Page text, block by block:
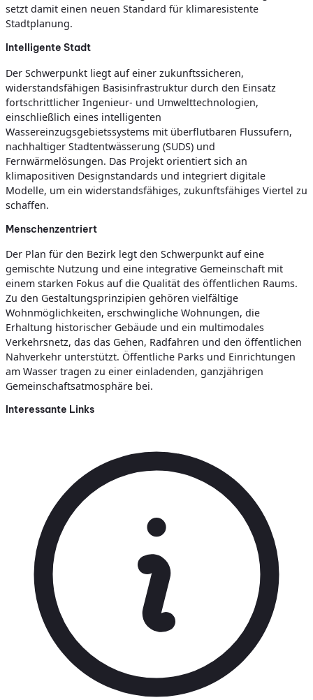
setzt damit einen neuen Standard für klimaresistente
Stadtplanung.
Intelligente Stadt
Der Schwerpunkt liegt auf einer zukunftssicheren,
widerstandsfähigen Basisinfrastruktur durch den Einsatz
fortschrittlicher Ingenieur- und Umwelttechnologien,
einschließlich eines intelligenten
Wassereinzugsgebietssystems mit überflutbaren Flussufern,
nachhaltiger Stadtentwässerung (SUDS) und
Fernwärmelösungen. Das Projekt orientiert sich an
klimapositiven Designstandards und integriert digitale
Modelle, um ein widerstandsfähiges, zukunftsfähiges Viertel zu
schaffen.
Menschenzentriert
Der Plan für den Bezirk legt den Schwerpunkt auf eine
gemischte Nutzung und eine integrative Gemeinschaft mit
einem starken Fokus auf die Qualität des öffentlichen Raums.
Zu den Gestaltungsprinzipien gehören vielfältige
Wohnmöglichkeiten, erschwingliche Wohnungen, die
Erhaltung historischer Gebäude und ein multimodales
Verkehrsnetz, das das Gehen, Radfahren und den öffentlichen
Nahverkehr unterstützt. Öffentliche Parks und Einrichtungen
am Wasser tragen zu einer einladenden, ganzjährigen
Gemeinschaftsatmosphäre bei.
Interessante Links